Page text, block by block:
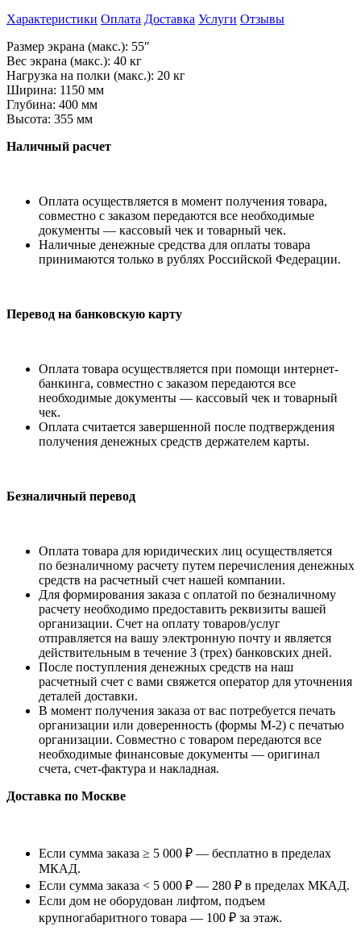
Характеристики Оплата Доставка Услуги Отзывы
Размер экрана (макс.): 55″
Вес экрана (макс.): 40 кг
Нагрузка на полки (макс.): 20 кг
Ширина: 1150 мм
Глубина: 400 мм
Высота: 355 мм
Наличный расчет
Оплата осуществляется в момент получения товара,
совместно с заказом передаются все необходимые
документы — кассовый чек и товарный чек.
Наличные денежные средства для оплаты товара
принимаются только в рублях Российской Федерации.
Перевод на банковскую карту
Оплата товара осуществляется при помощи интернет-
банкинга, совместно с заказом передаются все
необходимые документы — кассовый чек и товарный
чек.
Оплата считается завершенной после подтверждения
получения денежных средств держателем карты.
Безналичный перевод
Оплата товара для юридических лиц осуществляется
по безналичному расчету путем перечисления денежных
средств на расчетный счет нашей компании.
Для формирования заказа с оплатой по безналичному
расчету необходимо предоставить реквизиты вашей
организации. Счет на оплату товаров/услуг
отправляется на вашу электронную почту и является
действительным в течение 3 (трех) банковских дней.
После поступления денежных средств на наш
расчетный счет с вами свяжется оператор для уточнения
деталей доставки.
В момент получения заказа от вас потребуется печать
организации или доверенность (формы М-2) с печатью
организации. Совместно с товаром передаются все
необходимые финансовые документы — оригинал
счета, счет-фактура и накладная.
Доставка по Москве
Если сумма заказа ≥ 5 000 ₽ — бесплатно в пределах
МКАД.
Если сумма заказа < 5 000 ₽ — 280 ₽ в пределах МКАД.
Если дом не оборудован лифтом, подъем
крупногабаритного товара — 100 ₽ за этаж.